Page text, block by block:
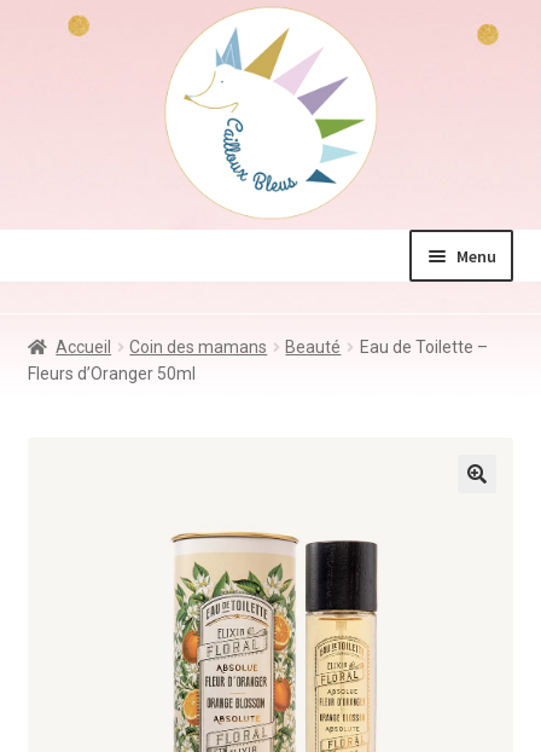
Menu
Jeux & Jouets
Accueil Coin des mamans Beauté
Eau de Toilette –
Fleurs d’Oranger 50ml